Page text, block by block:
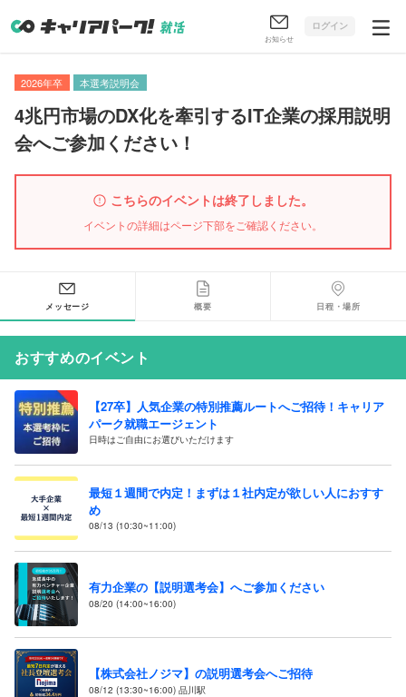
お知らせ
ログイン
2026年卒 本選考説明会
4兆円市場のDX化を牽引するIT企業の採用説明
会へご参加ください！
こちらのイベントは終了しました。
イベントの詳細はページ下部をご確認ください。
メッセージ 概要 日程・場所
おすすめのイベント
【27卒】人気企業の特別推薦ルートへご招待！キャリア
パーク就職エージェント
日時はご自由にお選びいただけます
最短１週間で内定！まずは１社内定が欲しい人におすす
め
08/13 (10:30~11:00)
有力企業の【説明選考会】へご参加ください
08/20 (14:00~16:00)
【株式会社ノジマ】の説明選考会へご招待
08/12 (13:30~16:00) 品川駅